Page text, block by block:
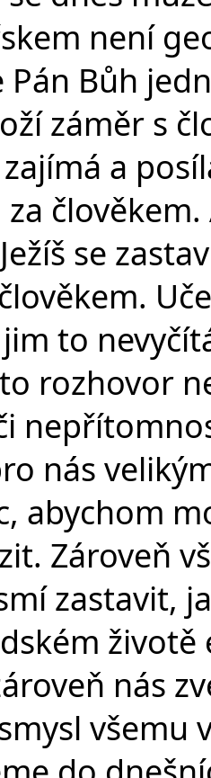
není
Pán Bůh
záměr s
a
se
to
rozhovor
nás
abychom
Zároveň
zastavit,
nás
všemu